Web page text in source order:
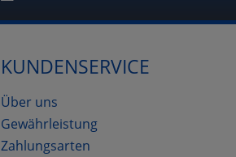
KUNDENSERVICE
Über uns
Gewährleistung
Zahlungsarten
Einstellungen speichern